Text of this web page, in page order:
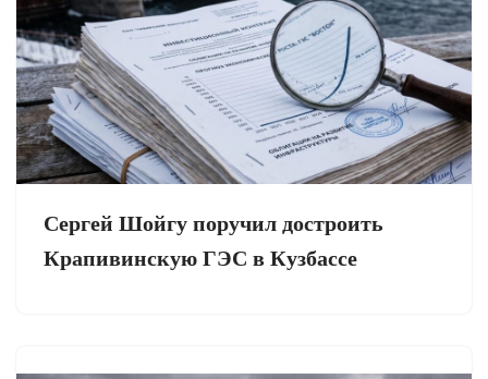
Сергей Шойгу поручил достроить
Крапивинскую ГЭС в Кузбассе